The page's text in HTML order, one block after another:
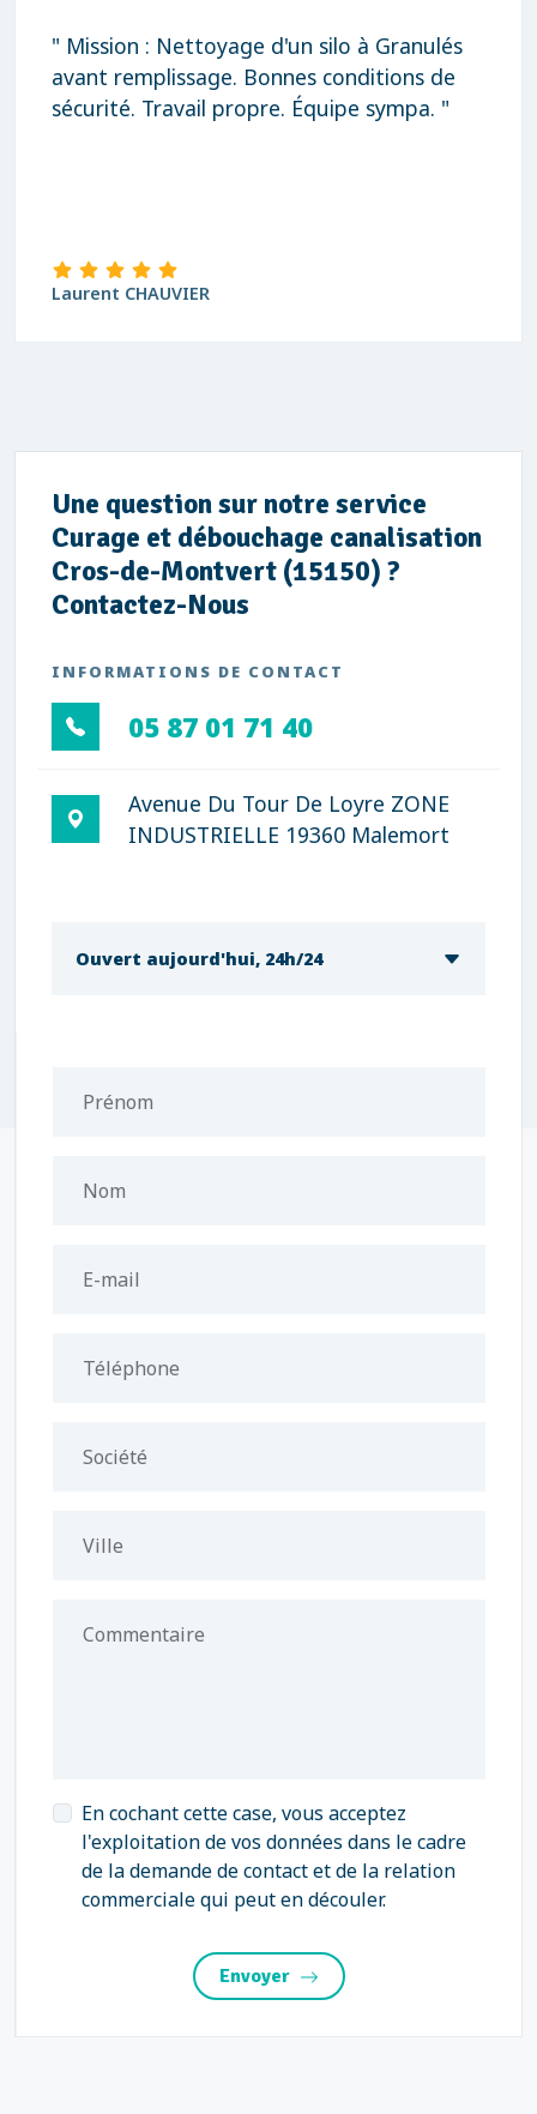
" Mission : Nettoyage d'un silo à Granulés
avant remplissage. Bonnes conditions de
sécurité. Travail propre. Équipe sympa. "
Laurent CHAUVIER
Une question sur notre service
Curage et débouchage canalisation
Cros-de-Montvert (15150) ?
Contactez-Nous
INFORMATIONS DE CONTACT
05 87 01 71 40
Avenue Du Tour De Loyre ZONE
INDUSTRIELLE 19360 Malemort
Ouvert aujourd'hui, 24h/24
Prénom
Nom
E-mail
Téléphone
Société
Ville
Commentaire
En cochant cette case, vous acceptez
l'exploitation de vos données dans le cadre
de la demande de contact et de la relation
commerciale qui peut en découler.
Envoyer